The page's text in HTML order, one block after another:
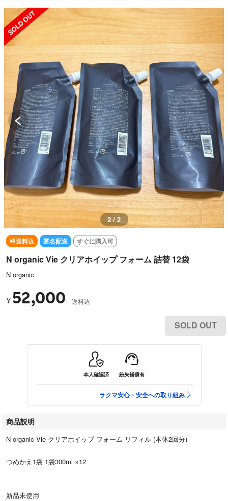
SOLD OUT
2 / 2
送料込 匿名配送 すぐに購入可
N organic Vie クリアホイップ フォーム 詰替 12袋
N organic
¥ 52,000 送料込
SOLD OUT
本人確認済 紛失補償有
ラクマ安心・安全への取り組み
商品説明
N organic Vie クリアホイップ フォーム リフィル (本体2回分)
つめかえ1袋 1袋300ml ×12
新品未使用